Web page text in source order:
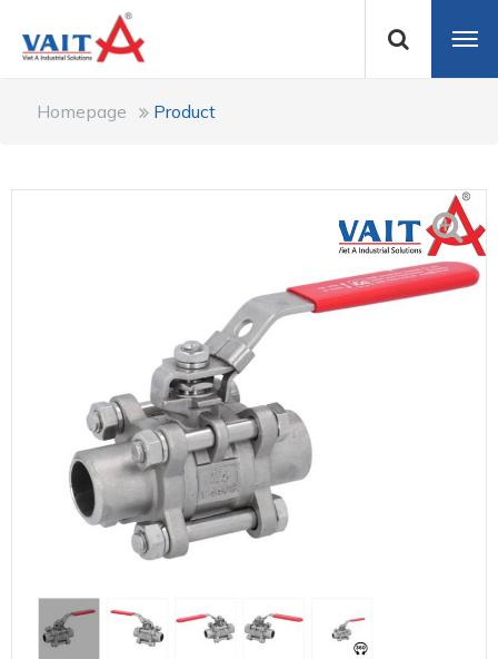
Homepage Product